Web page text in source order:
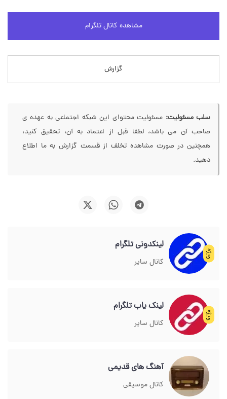
مشاهده کانال تلگرام
گزارش
سلب مسئولیت: مسئولیت محتوای این شبکه اجتماعی به عهده ی
صاحب آن می باشد، لطفا قبل از اعتماد به آن، تحقیق کنید،
همچنین در صورت مشاهده تخلف از قسمت گزارش به ما اطلاع
دهید.
ویژه
لینکدونی تلگرام
کانال سایر
ویژه
لینک یاب تلگرام
کانال سایر
آهنگ های قدیمی
کانال موسیقی